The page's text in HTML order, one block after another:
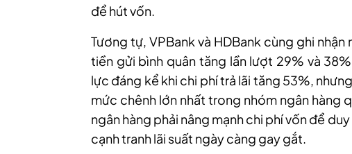
để hút vốn.
Tương tự, VPBank và HDBank cùng ghi
tiền gửi bình quân tăng lần lượt 29% và
lực đáng kể khi chi phí trả lãi tăng 53%,
mức chênh lớn nhất trong nhóm ngân hàng
ngân hàng phải nâng mạnh chi phí vốn để
cạnh tranh lãi suất ngày càng gay gắt.